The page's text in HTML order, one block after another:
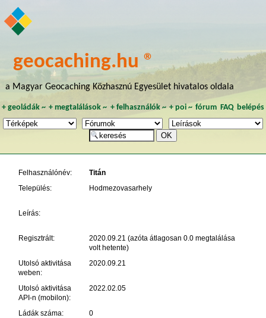
geocaching.hu ®
a Magyar Geocaching Közhasznú Egyesület hivatalos oldala
+ geoládák~ +megtalálások ~ + felhasználók~ + poi~ fórum FAQ belépés
Felhasználónév:
Titán
Település:
Hodmezovasarhely
Leírás:
Regisztrált:
2020.09.21 (azóta átlagosan 0.0 megtalálása
volt hetente)
Utolsó aktivitása
weben:
2020.09.21
Utolsó aktivitása
API-n (mobilon):
2022.02.05
Ládák száma:
0